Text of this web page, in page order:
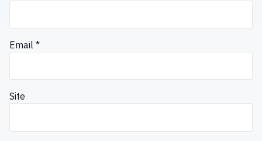
Email *
Site